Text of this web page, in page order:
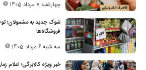
چهارشنبه 7 مرداد 1405
شوک جدید به مشمولان؛
فروشگاه‌ها
سه شنبه 6 مرداد 1405
خبر ویژه کالابرگی؛ اعلام